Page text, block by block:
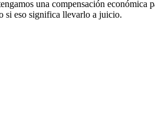
una compensación económica
si eso significa llevarlo a juicio.